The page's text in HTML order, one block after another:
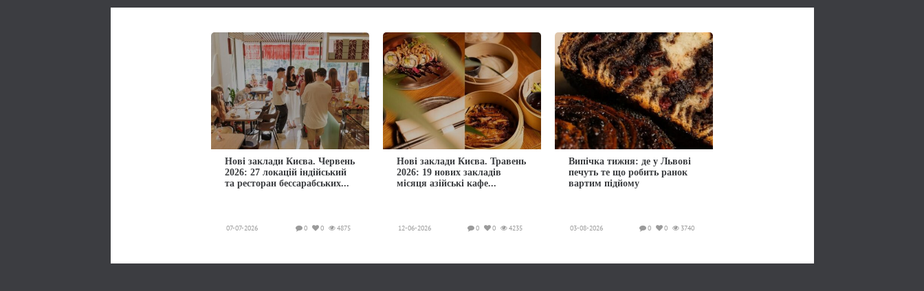
Нові заклади Києва. Червень
2026: 27 локацій індійський
та ресторан бессарабських...
07-07-2026 4875
0
0
Нові заклади Києва. Травень
2026: 19 нових закладів
місяця азійські кафе...
12-06-2026 4235
0
0
Випічка тижня: де у Львові
печуть те що робить ранок
вартим підйому
03-08-2026 3740
0
0